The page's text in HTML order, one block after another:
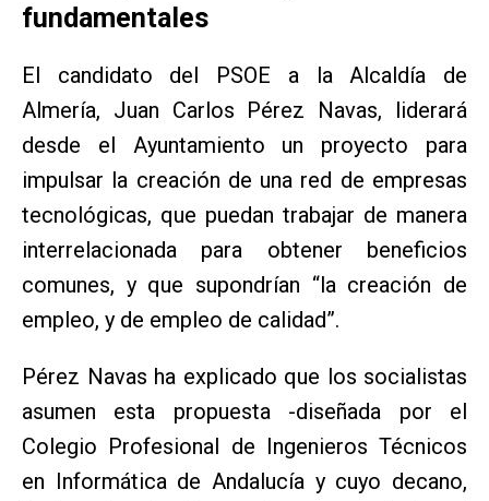
fundamentales
El candidato del PSOE a la Alcaldía de
Almería, Juan Carlos Pérez Navas, liderará
desde el Ayuntamiento un proyecto para
impulsar la creación de una red de empresas
tecnológicas, que puedan trabajar de manera
interrelacionada para obtener beneficios
comunes, y que supondrían “la creación de
empleo, y de empleo de calidad”.
Pérez Navas ha explicado que los socialistas
asumen esta propuesta -diseñada por el
Colegio Profesional de Ingenieros Técnicos
en Informática de Andalucía y cuyo decano,